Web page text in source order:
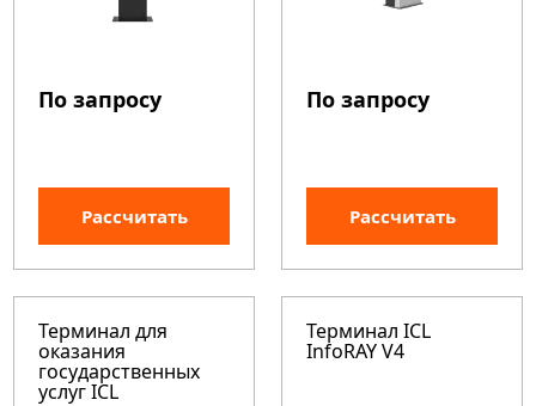
По запросу
Рассчитать
По запросу
Рассчитать
Терминал для
оказания
государственных
услуг ICL
Терминал ICL
InfoRAY V4